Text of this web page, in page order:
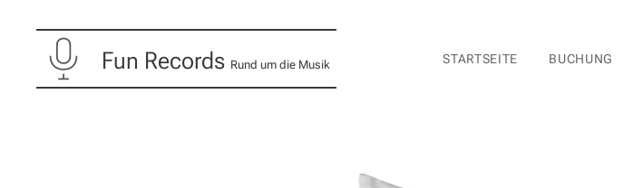
Fun Records Rund um die Musik STARTSEITE BUCHUNG